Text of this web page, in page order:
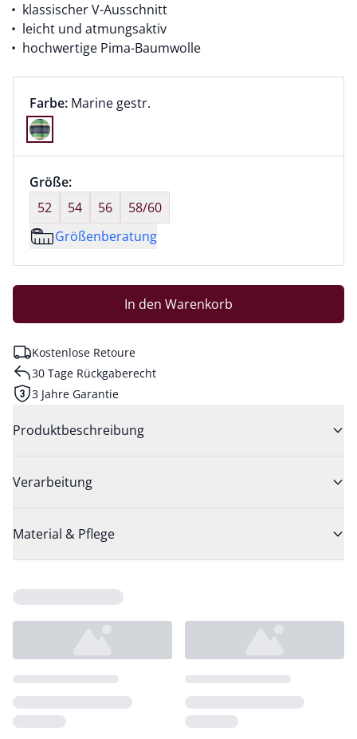
klassischer V-Ausschnitt
leicht und atmungsaktiv
hochwertige Pima-Baumwolle
Farbauswahl:
Farbe: aktuell ausgewählt:
Marine gestr.
Farbe Marine gestr. ausgewählt
Größenauswahl:
Größe:nichts ausgewählt
52
54 56
58/60
Größenberatung
In den Warenkorb
Kostenlose Retoure
30 Tage Rückgaberecht
3 Jahre Garantie
Produktbeschreibung
Verarbeitung
Material & Pflege